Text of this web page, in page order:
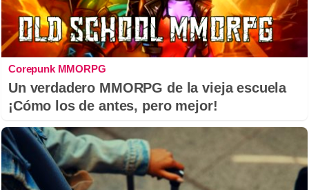
Corepunk MMORPG
Un verdadero MMORPG de la vieja escuela
¡Cómo los de antes, pero mejor!